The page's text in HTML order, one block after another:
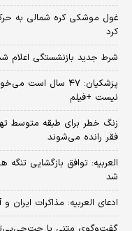
غول موشکی کره شمالی به
کرد
شرط جدید بازنشستگی اعلام
پزشکیان: ۴۷ سال
نیست +فیلم
زنگ خطر برای طبقه متوسط
فقر رانده می‌شوند
شد
ادعای العربیه: مذاکرات